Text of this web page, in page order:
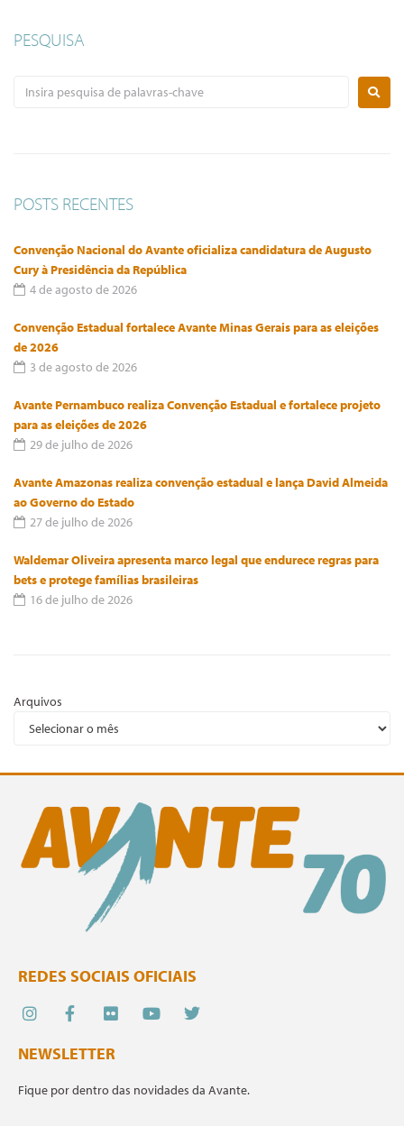
PESQUISA
POSTS RECENTES
Convenção Nacional do Avante oficializa candidatura de Augusto
Cury à Presidência da República
4 de agosto de 2026
Convenção Estadual fortalece Avante Minas Gerais para as eleições
de 2026
3 de agosto de 2026
Avante Pernambuco realiza Convenção Estadual e fortalece projeto
para as eleições de 2026
29 de julho de 2026
Avante Amazonas realiza convenção estadual e lança David Almeida
ao Governo do Estado
27 de julho de 2026
Waldemar Oliveira apresenta marco legal que endurece regras para
bets e protege famílias brasileiras
16 de julho de 2026
Arquivos
REDES SOCIAIS OFICIAIS
NEWSLETTER
Fique por dentro das novidades da Avante.